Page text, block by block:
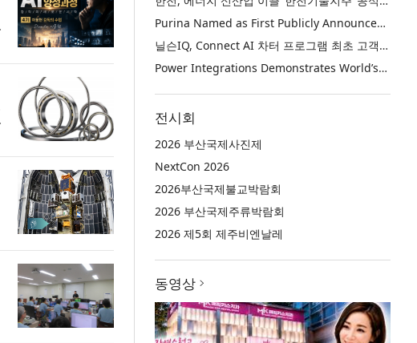
Purina Named as First Publicly Announced NIQ ConnectAI Charter Client
닐슨IQ, Connect AI 차터 프로그램 최초 고객사 ‘퓨리나’ 선정
Power Integrations Demonstrates World’s First 2200 V GaN Technology for Next-Era High-Voltage Power Systems
전시회
2026 부산국제사진제
NextCon 2026
2026부산국제불교박람회
2026 부산국제주류박람회
2026 제5회 제주비엔날레
동영상